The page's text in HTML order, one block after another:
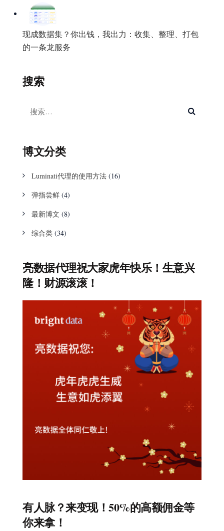
现成数据集？你出钱，我出力：收集、整理、打包
的一条龙服务
搜索
博文分类
Luminati代理的使用方法 (16)
弹指尝鲜 (4)
最新博文 (8)
综合类 (34)
亮数据代理祝大家虎年快乐！生意兴
隆！财源滚滚！
有人脉？来变现！50%的高额佣金等
你来拿！